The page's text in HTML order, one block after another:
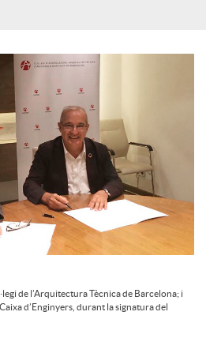
de l’Arquitectura Tècnica de Barcelona; i
d’Enginyers, durant la signatura del